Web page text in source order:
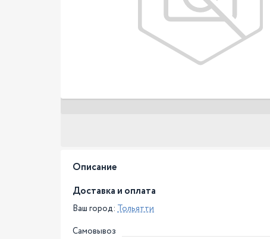
Описание
Доставка и оплата
Ваш город: Тольятти
Самовывоз